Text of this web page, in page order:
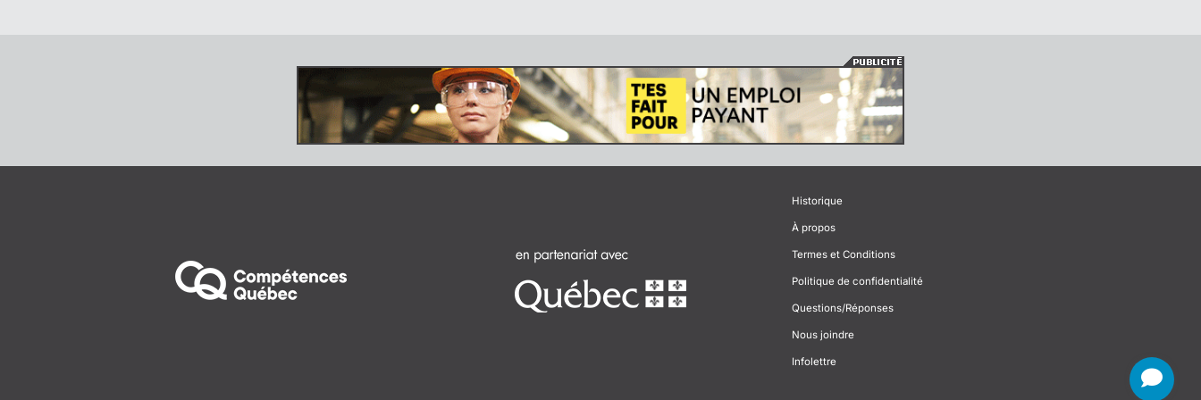
Historique
À propos
Termes et Conditions
Politique de confidentialité
Questions/Réponses
Nous joindre
Infolettre